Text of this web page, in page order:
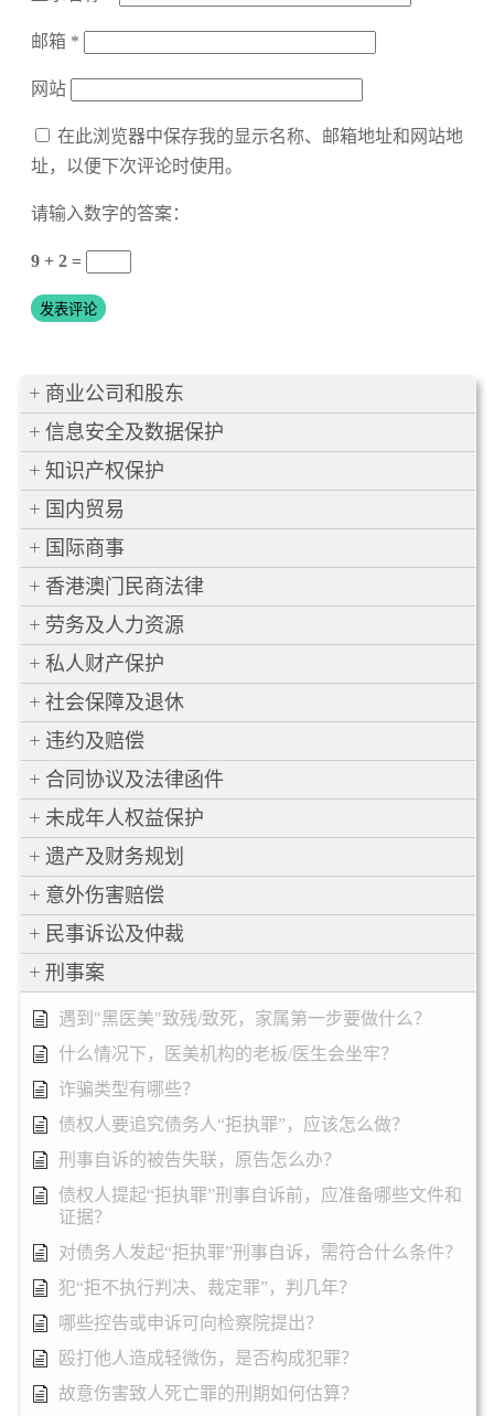
邮箱 *
网站
在此浏览器中保存我的显示名称、邮箱地址和网站地
址，以便下次评论时使用。
请输入数字的答案：
9 + 2 =
商业公司和股东
信息安全及数据保护
知识产权保护
国内贸易
国际商事
香港澳门民商法律
劳务及人力资源
私人财产保护
社会保障及退休
违约及赔偿
合同协议及法律函件
未成年人权益保护
遗产及财务规划
意外伤害赔偿
民事诉讼及仲裁
刑事案
遇到"黑医美"致残/致死，家属第一步要做什么？
什么情况下，医美机构的老板/医生会坐牢？
诈骗类型有哪些？
债权人要追究债务人“拒执罪”，应该怎么做？
刑事自诉的被告失联，原告怎么办？
债权人提起“拒执罪”刑事自诉前，应准备哪些文件和
证据？
对债务人发起“拒执罪”刑事自诉，需符合什么条件？
犯“拒不执行判决、裁定罪”，判几年？
哪些控告或申诉可向检察院提出？
殴打他人造成轻微伤，是否构成犯罪？
故意伤害致人死亡罪的刑期如何估算？